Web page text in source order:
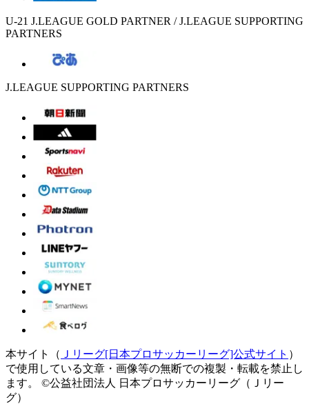
U-21 J.LEAGUE GOLD PARTNER / J.LEAGUE SUPPORTING
PARTNERS
J.LEAGUE SUPPORTING PARTNERS
本サイト（ Ｊリーグ[日本プロサッカーリーグ]公式サイト ）
で使用している文章・画像等の無断での複製・転載を禁止し
ます。
©公益社団法人 日本プロサッカーリーグ（Ｊリー
グ）